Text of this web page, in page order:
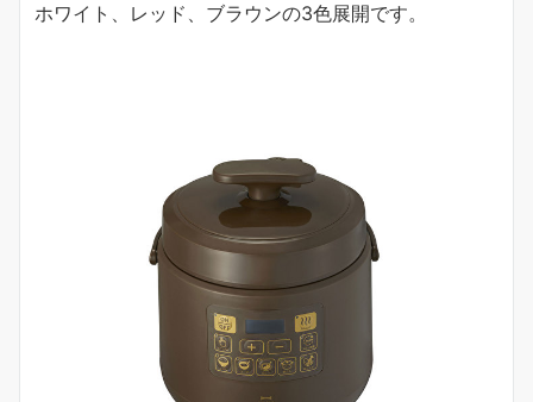
ホワイト、レッド、ブラウンの3色展開です。